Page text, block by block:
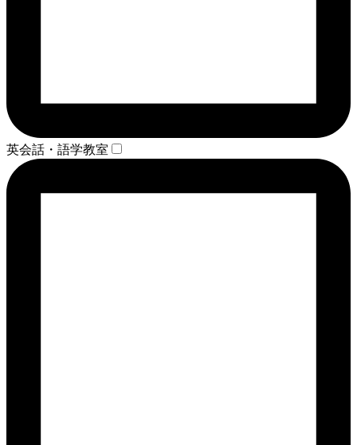
英会話・語学教室